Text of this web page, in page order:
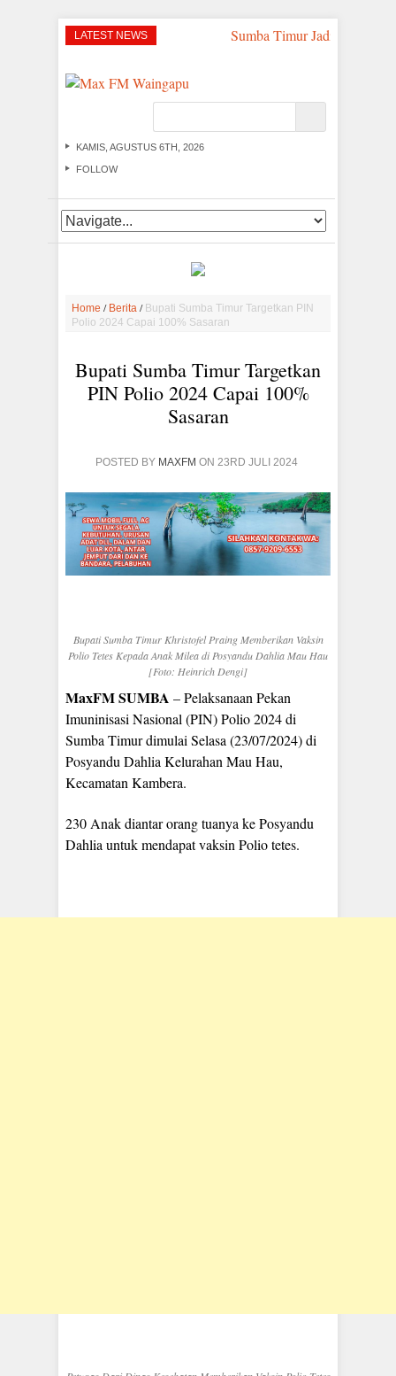
LATEST NEWS Sumba Timur Jadi Titik
KAMIS, AGUSTUS 6TH, 2026
FOLLOW
Home / Berita / Bupati Sumba Timur Targetkan PIN
Polio 2024 Capai 100% Sasaran
Bupati Sumba Timur Targetkan
PIN Polio 2024 Capai 100%
Sasaran
POSTED BY MAXFM ON 23RD JULI 2024
Bupati Sumba Timur Khristofel Praing Memberikan Vaksin
Polio Tetes Kepada Anak Milea di Posyandu Dahlia Mau Hau
[Foto: Heinrich Dengi]
MaxFM SUMBA – Pelaksanaan Pekan
Imuninisasi Nasional (PIN) Polio 2024 di
Sumba Timur dimulai Selasa (23/07/2024) di
Posyandu Dahlia Kelurahan Mau Hau,
Kecamatan Kambera.
230 Anak diantar orang tuanya ke Posyandu
Dahlia untuk mendapat vaksin Polio tetes.